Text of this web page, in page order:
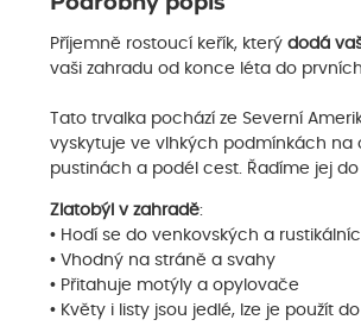
Příjemně rostoucí keřík, který dodá
vaši zahradu od konce léta do
Tato trvalka pochází ze Severní
vyskytuje ve vlhkých podmínkách
pustinách a podél cest. Řadíme jej
Zlatobýl v zahradě:
• Hodí se do venkovských a
• Vhodný na stráně a svahy
• Přitahuje motýly a opylovače
• Květy i listy jsou jedlé, lze je použít